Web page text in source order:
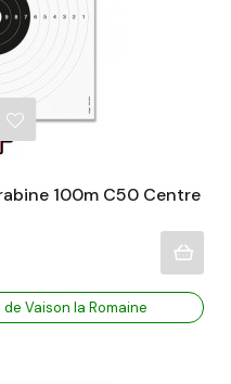
100m C50 Centre
Vaison la Romaine